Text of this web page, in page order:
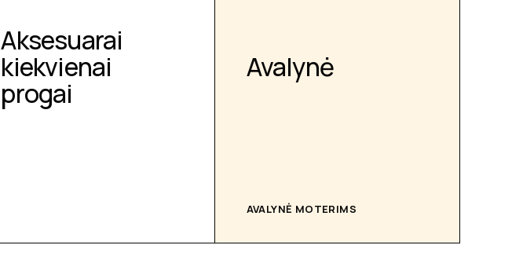
Aksesuarai
kiekvienai
progai
Avalynė
AVALYNĖ MOTERIMS